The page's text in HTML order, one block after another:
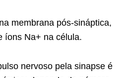
membrana pós-sináptica,
íons Na+ na célula.
nervoso pela sinapse é